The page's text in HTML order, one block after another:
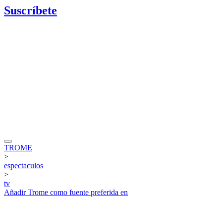
Suscríbete
TROME
>
espectaculos
>
tv
AñadirTrome como fuente preferida en